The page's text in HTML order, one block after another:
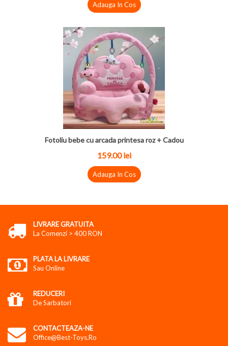
Adauga In Cos
Fotoliu bebe cu arcada printesa roz + Cadou
159.00 lei
Adauga In Cos
LIVRARE GRATUITA
La Comenzi > 400 RON
PLATA LA LIVRARE
Sau Online
REDUCERI
De Sarbatori
CONTACTEAZA-NE
Office@best-Toys.ro